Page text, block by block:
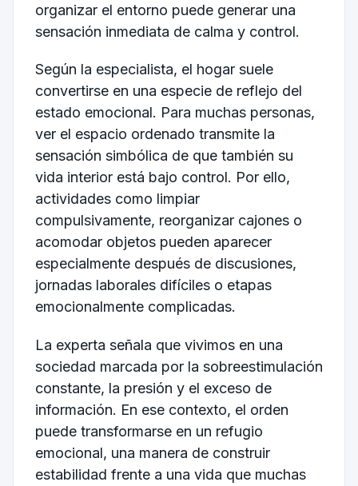
organizar el entorno puede generar una
sensación inmediata de calma y control.
Según la especialista, el hogar suele
convertirse en una especie de reflejo del
estado emocional. Para muchas personas,
ver el espacio ordenado transmite la
sensación simbólica de que también su
vida interior está bajo control. Por ello,
actividades como limpiar
compulsivamente, reorganizar cajones o
acomodar objetos pueden aparecer
especialmente después de discusiones,
jornadas laborales difíciles o etapas
emocionalmente complicadas.
La experta señala que vivimos en una
sociedad marcada por la sobreestimulación
constante, la presión y el exceso de
información. En ese contexto, el orden
puede transformarse en un refugio
emocional, una manera de construir
estabilidad frente a una vida que muchas